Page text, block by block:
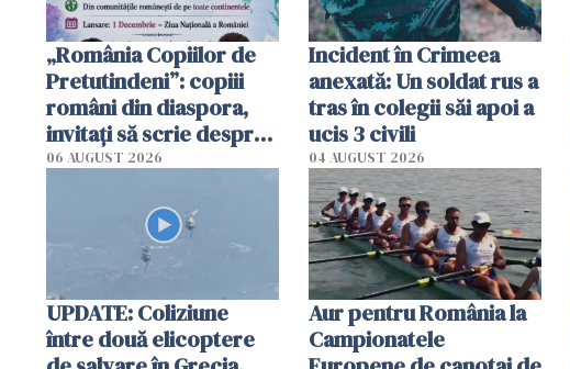
„România Copiilor de
Pretutindeni”: copiii
români din diaspora,
invitați să scrie despre
România într-un volum
06 AUGUST 2026
Incident în Crimeea
anexată: Un soldat rus a
tras în colegii săi apoi a
ucis 3 civili
04 AUGUST 2026
UPDATE: Coliziune
între două elicoptere
Aur pentru România la
Campionatele